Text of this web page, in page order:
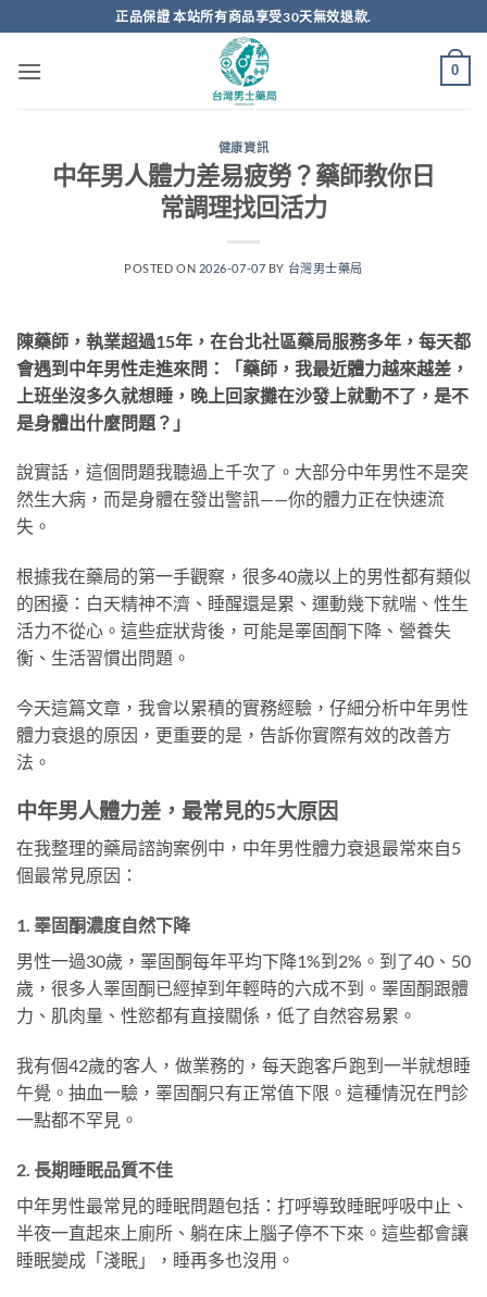
轉
正品保證 本站所有商品享受30天無效退款.
0
健康資訊
中年男人體力差易疲勞？藥師教你日
常調理找回活力
POSTED ON 2026-07-07 BY 台灣男士藥局
陳藥師，執業超過15年，在台北社區藥局服務多年，每天都
會遇到中年男性走進來問：「藥師，我最近體力越來越差，
上班坐沒多久就想睡，晚上回家攤在沙發上就動不了，是不
是身體出什麼問題？」
說實話，這個問題我聽過上千次了。大部分中年男性不是突
然生大病，而是身體在發出警訊——你的體力正在快速流
失。
根據我在藥局的第一手觀察，很多40歲以上的男性都有類似
的困擾：白天精神不濟、睡醒還是累、運動幾下就喘、性生
活力不從心。這些症狀背後，可能是睪固酮下降、營養失
衡、生活習慣出問題。
今天這篇文章，我會以累積的實務經驗，仔細分析中年男性
體力衰退的原因，更重要的是，告訴你實際有效的改善方
法。
中年男人體力差，最常見的5大原因
在我整理的藥局諮詢案例中，中年男性體力衰退最常來自5
個最常見原因：
1. 睪固酮濃度自然下降
男性一過30歲，睪固酮每年平均下降1%到2%。到了40、50
歲，很多人睪固酮已經掉到年輕時的六成不到。睪固酮跟體
力、肌肉量、性慾都有直接關係，低了自然容易累。
我有個42歲的客人，做業務的，每天跑客戶跑到一半就想睡
午覺。抽血一驗，睪固酮只有正常值下限。這種情況在門診
一點都不罕見。
2. 長期睡眠品質不佳
中年男性最常見的睡眠問題包括：打呼導致睡眠呼吸中止、
半夜一直起來上廁所、躺在床上腦子停不下來。這些都會讓
睡眠變成「淺眠」，睡再多也沒用。